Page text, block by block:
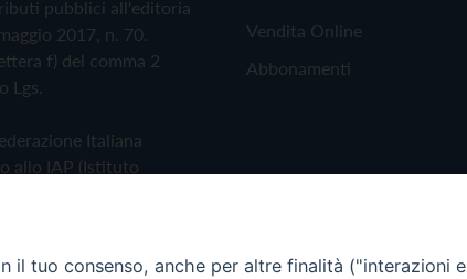
pubblici all'editoria
2017, n. 70.
f) del comma 2
Lgs.
Italiana
allo IAP (Istituto
Vendita Online
Abbonamenti
il tuo consenso, anche per altre finalità ("interazioni e